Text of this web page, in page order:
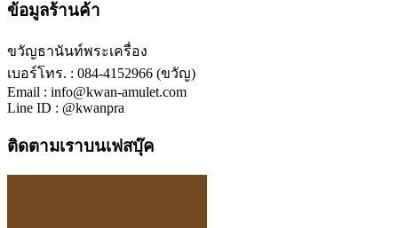
ข้อมูลร้านค้า
ขวัญธานันท์พระเครื่อง
เบอร์โทร. : 084-4152966 (ขวัญ)
Email : info@kwan-amulet.com
Line ID : @kwanpra
ติดตามเราบนเฟสบุ๊ค